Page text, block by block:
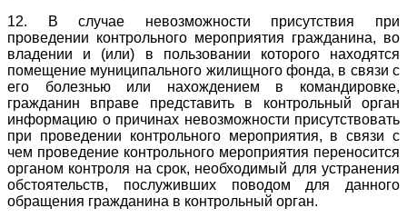
12. В случае невозможности присутствия при
проведении контрольного мероприятия гражданина, во
владении и (или) в пользовании которого находятся
помещение муниципального жилищного фонда, в связи с
его болезнью или нахождением в командировке,
гражданин вправе представить в контрольный орган
информацию о причинах невозможности присутствовать
при проведении контрольного мероприятия, в связи с
чем проведение контрольного мероприятия переносится
органом контроля на срок, необходимый для устранения
обстоятельств, послуживших поводом для данного
обращения гражданина в контрольный орган.